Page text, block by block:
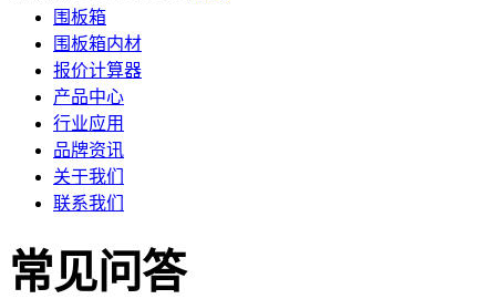
围板箱
围板箱内材
报价计算器
产品中心
行业应用
品牌资讯
关于我们
联系我们
常见问答